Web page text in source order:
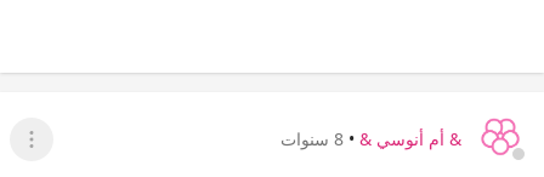
& أم أنوسي & • 8 سنوات
عرض